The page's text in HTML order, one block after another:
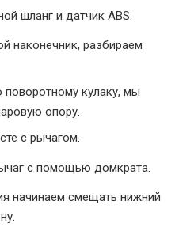
шланг и датчик ABS.
наконечник, разбираем
поворотному кулаку, мы
опору.
с рычагом.
с помощью домкрата.
начинаем смещать нижний